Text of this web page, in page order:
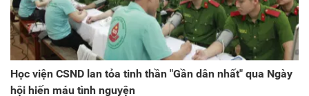
Học viện CSND lan tỏa tinh thần "Gần dân nhất" qua Ngày
hội hiến máu tình nguyện